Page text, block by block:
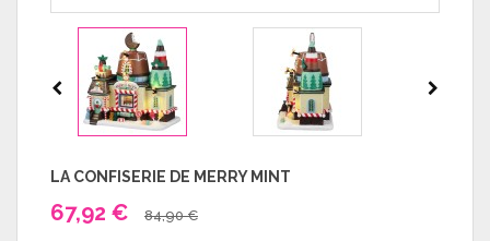
LA CONFISERIE DE MERRY MINT
67,92 € 84,90 €